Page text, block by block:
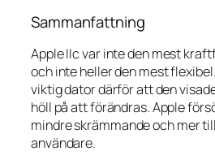
Sammanfattning
Apple IIc var inte den mest
och inte heller den mest
viktig dator därför att den
höll på att förändras. Apple
mindre skrämmande och mer
användare.